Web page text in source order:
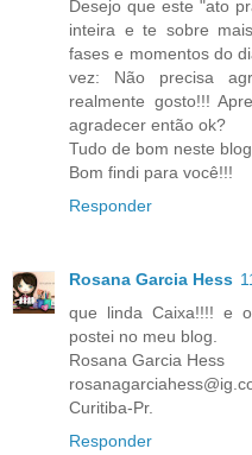
Desejo que este "ato
inteira e te sobre
fases e momentos do
vez: Não precisa
realmente gosto!!!
agradecer então ok?
Tudo de bom neste
Bom findi para você!!!
Responder
Rosana Garcia Hess
que linda Caixa!!!! e
postei no meu blog.
Rosana Garcia Hess
Curitiba-Pr.
Responder